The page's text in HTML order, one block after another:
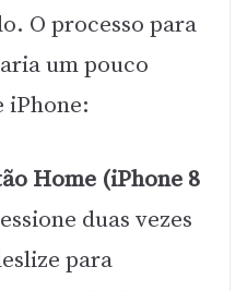
O processo para
um pouco
iPhone:
Home (iPhone 8
duas vezes
para